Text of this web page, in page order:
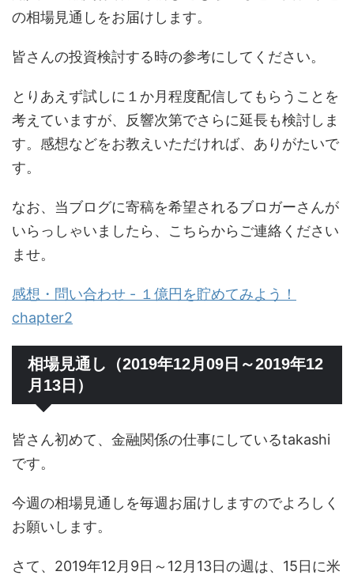
の相場見通しをお届けします。
皆さんの投資検討する時の参考にしてください。
とりあえず試しに１か月程度配信してもらうことを
考えていますが、反響次第でさらに延長も検討しま
す。感想などをお教えいただければ、ありがたいで
す。
なお、当ブログに寄稿を希望されるブロガーさんが
いらっしゃいましたら、こちらからご連絡ください
ませ。
感想・問い合わせ - １億円を貯めてみよう！
chapter2
相場見通し（2019年12月09日～2019年12
月13日）
皆さん初めて、金融関係の仕事にしているtakashi
です。
今週の相場見通しを毎週お届けしますのでよろしく
お願いします。
さて、2019年12月9日～12月13日の週は、15日に米